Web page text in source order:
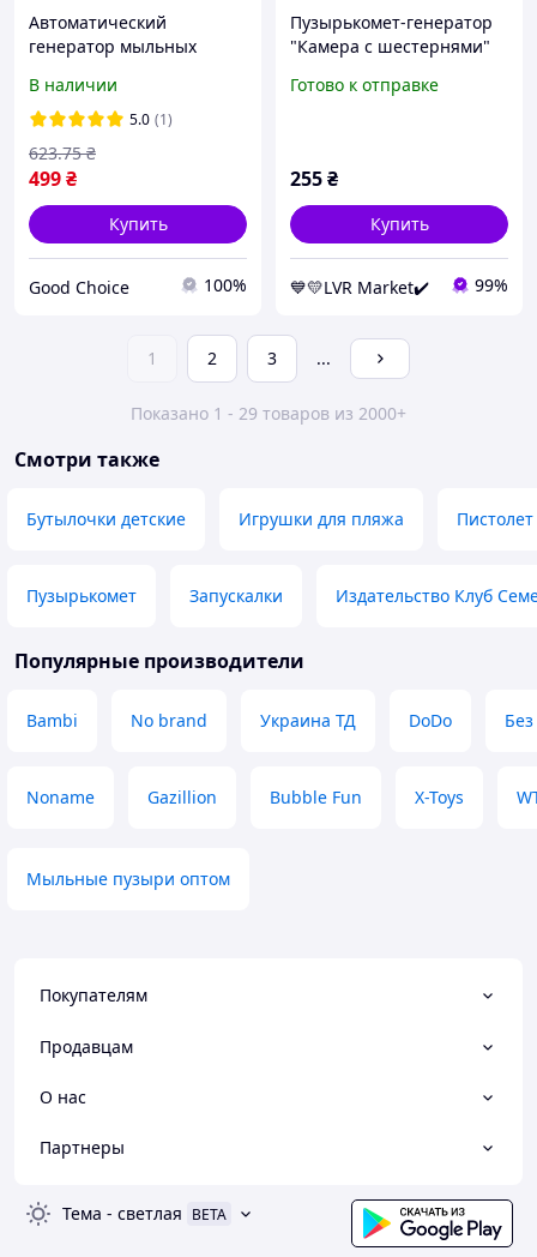
Автоматический
генератор мыльных
Blaster на батарейках с
треногой
В наличии
5.0 (1)
499₴
623.75 ₴
Купить
Good Choice 100%
Пузырькомет-генератор
"Камера с шестернями"
[tsi264455-TCI]
Готово к отправке
255₴
Купить
💙💛LVR Market✔️ 99%
1 2 3 ...
Показано 1 - 29 товаров из 2000+
Смотри также
Бутылочки детские Игрушки для пляжа
Пузырькомет Запускалки Издательство Клуб
Популярные производители
Bambi No brand Украина ТД DoDo
Noname Gazillion Bubble Fun X-Toys
Мыльные пузыри оптом
Покупателям
Продавцам
О нас
Партнеры
Тема - светлая BETA